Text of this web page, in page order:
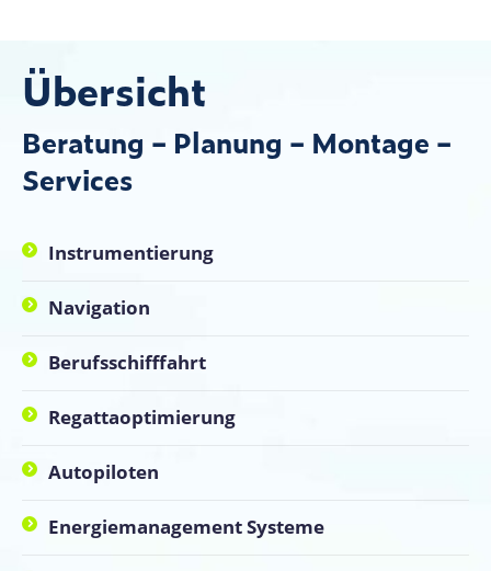
Übersicht
Beratung – Planung – Montage –
Services
Instrumentierung
Navigation
Berufsschifffahrt
Regattaoptimierung
Autopiloten
Energiemanagement Systeme